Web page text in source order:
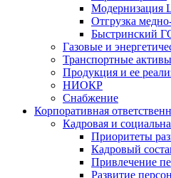
Модернизация
Отгрузка
Быстринский
Газовые и
Транспортные активы
Продукция и ее
НИОКР
Снабжение
Корпоративная
Кадровая и
Приоритеты
Кадровый
Привлечение
Развитие